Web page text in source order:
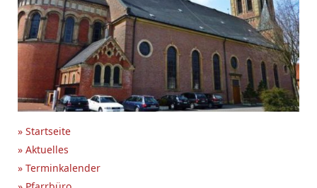
» Startseite
» Aktuelles
» Terminkalender